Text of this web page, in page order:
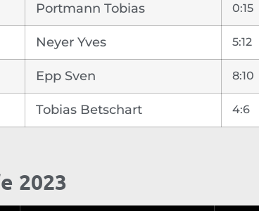
Portmann Tobias 0:15
Neyer Yves 5:12
Epp Sven 8:10
Tobias Betschart 4:6
2023